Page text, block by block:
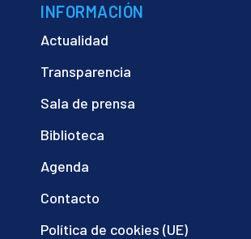
INFORMACIÓN
Actualidad
Transparencia
Sala de prensa
Biblioteca
Agenda
Contacto
Política de cookies (UE)